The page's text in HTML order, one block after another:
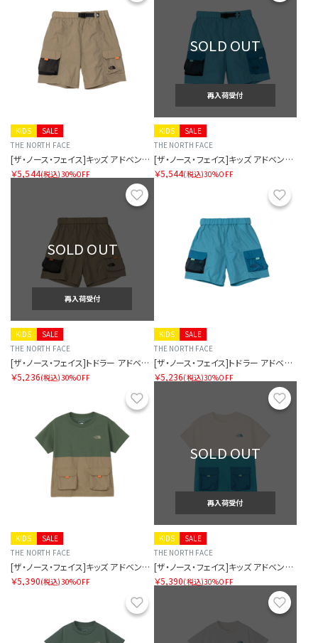
SALE
KIDS
THE NORTH FACE
[ザ・ノース・フェイス]キッズ アドベンチャーショート
￥5,544(税込)30%OFF
SOLD OUT
再入荷受付
SALE
KIDS
THE NORTH FACE
[ザ・ノース・フェイス]キッズ アドベンチャーショート
￥5,544(税込)30%OFF
お気に入り
SOLD OUT
再入荷受付
SALE
KIDS
THE NORTH FACE
[ザ・ノース・フェイス]トドラー アドベンチャーショート
￥5,236(税込)30%OFF
SALE
KIDS
THE NORTH FACE
[ザ・ノース・フェイス]トドラー アドベンチャーショート
￥5,236(税込)30%OFF
お気に入り
SALE
KIDS
THE NORTH FACE
[ザ・ノース・フェイス]キッズ アドベンチャーティー
￥5,390(税込)30%OFF
SOLD OUT
再入荷受付
SALE
KIDS
THE NORTH FACE
[ザ・ノース・フェイス]キッズ アドベンチャーティー
￥5,390(税込)30%OFF
お気に入り